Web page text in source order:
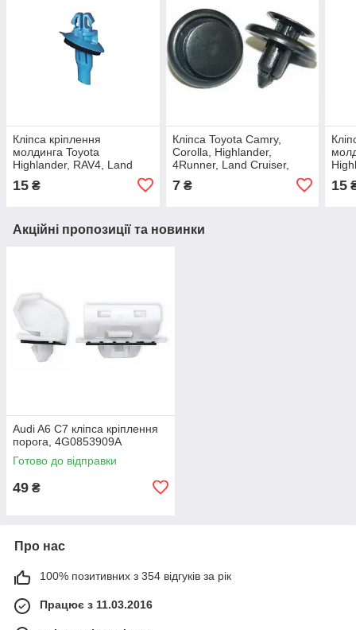
Кліпса кріплення
молдинга Toyota
Highlander, RAV4, Land
Tacoma / Lexus GX 470
15 ₴
Кліпса Toyota Camry,
Corolla, Highlander,
4Runner, Land Cruiser,
Prado, Prius, RAV4, Hilux,
Tundra, / Lexus, (отв.7мм)
7₴
GX
15
Акційні пропозиції та новинки
Audi A6 C7 кліпса кріплення
порога, 4G0853909A
Готово до відправки
49 ₴
Про нас
100% позитивних з 354 відгуків за рік
Працює з 11.03.2016